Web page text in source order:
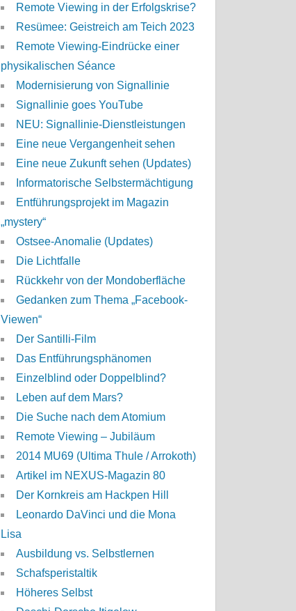
Remote Viewing in der Erfolgskrise?
Resümee: Geistreich am Teich 2023
Remote Viewing-Eindrücke einer
physikalischen Séance
Modernisierung von Signallinie
Signallinie goes YouTube
NEU: Signallinie-Dienstleistungen
Eine neue Vergangenheit sehen
Eine neue Zukunft sehen (Updates)
Informatorische Selbstermächtigung
Entführungsprojekt im Magazin
„mystery“
Ostsee-Anomalie (Updates)
Die Lichtfalle
Rückkehr von der Mondoberfläche
Gedanken zum Thema „Facebook-
Viewen“
Der Santilli-Film
Das Entführungsphänomen
Einzelblind oder Doppelblind?
Leben auf dem Mars?
Die Suche nach dem Atomium
Remote Viewing – Jubiläum
2014 MU69 (Ultima Thule / Arrokoth)
Artikel im NEXUS-Magazin 80
Der Kornkreis am Hackpen Hill
Leonardo DaVinci und die Mona
Lisa
Ausbildung vs. Selbstlernen
Schafsperistaltik
Höheres Selbst